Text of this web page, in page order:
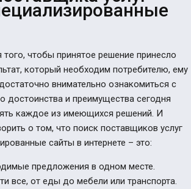
того, чтобы принятое решение принесло
который необходим потребителю, ему
внимательно ознакомиться с
достоинства и преимущества сегодня
каждое из имеющихся решений. И
о том, что поиск поставщиков услуг
сайты в интернете – это:
предложения в одном месте.
все, от еды до мебели или транспорта.